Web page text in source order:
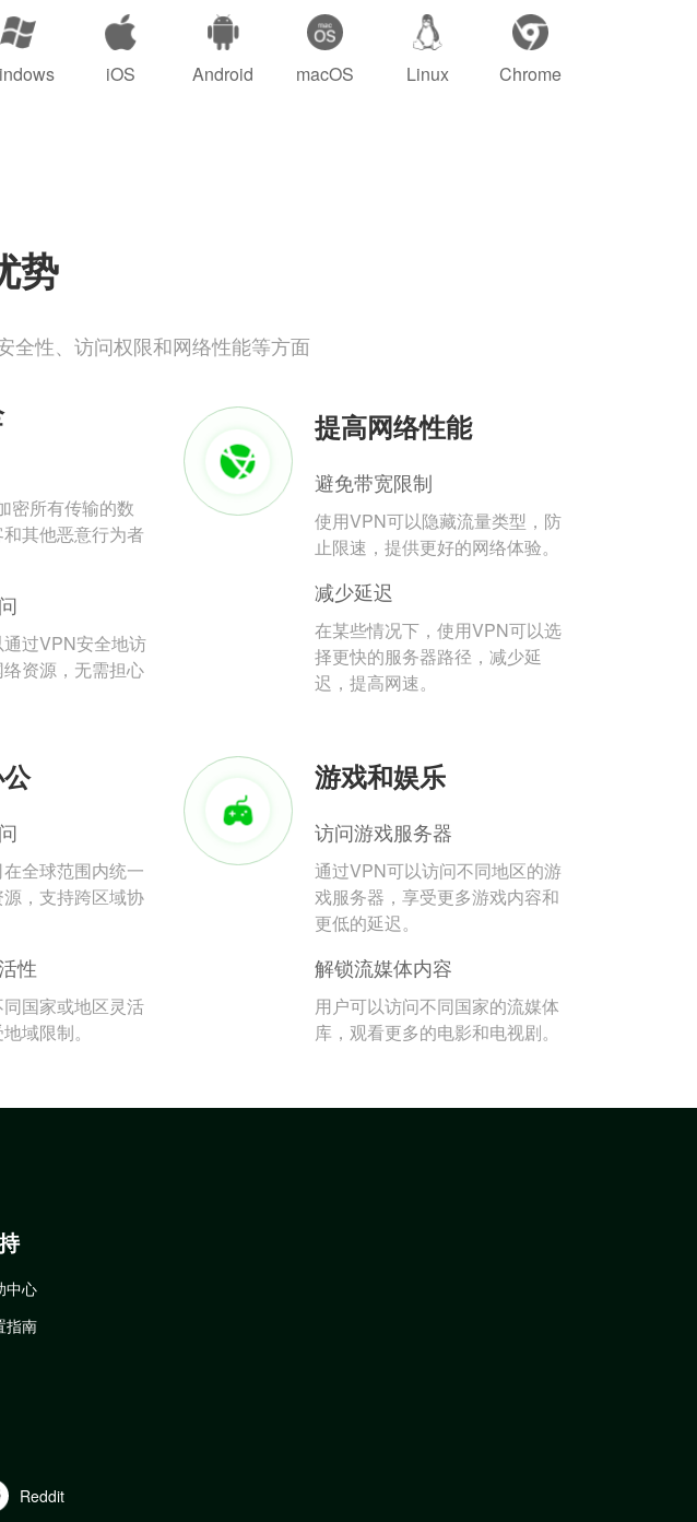
iOS Android macOS Linux Chrome
势
全性、访问权限和网络性能等方面
密所有传输的数
其他恶意行为者
过VPN安全地访
资源，无需担心
提高网络性能
避免带宽限制
使用VPN可以隐藏流量类型，防
止限速，提供更好的网络体验。
减少延迟
在某些情况下，使用VPN可以选
择更快的服务器路径，减少延
迟，提高网速。
全球范围内统一
，支持跨区域协
性
国家或地区灵活
域限制。
游戏和娱乐
访问游戏服务器
通过VPN可以访问不同地区的游
戏服务器，享受更多游戏内容和
更低的延迟。
解锁流媒体内容
用户可以访问不同国家的流媒体
库，观看更多的电影和电视剧。
中心
指南
Reddit